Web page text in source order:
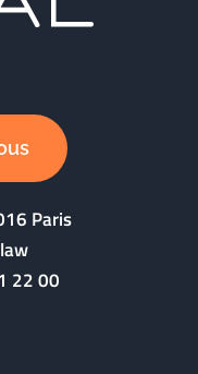
Paris
22 00